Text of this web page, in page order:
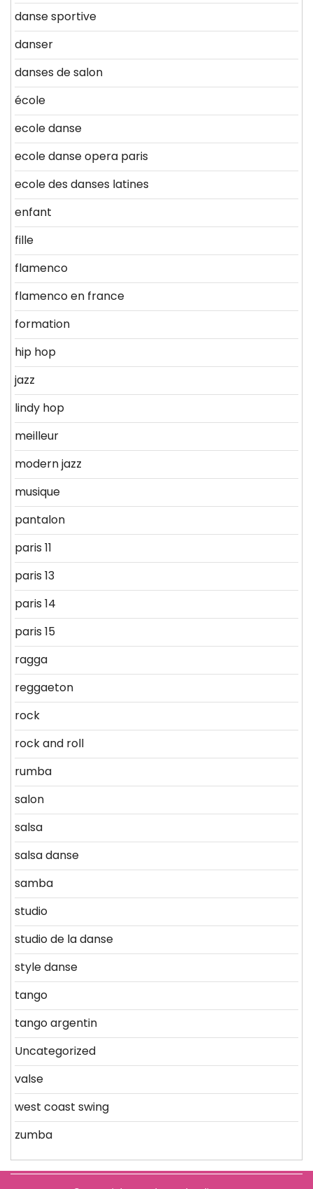
danse sportive
danser
danses de salon
école
ecole danse
ecole danse opera paris
ecole des danses latines
enfant
fille
flamenco
flamenco en france
formation
hip hop
jazz
lindy hop
meilleur
modern jazz
musique
pantalon
paris 11
paris 13
paris 14
paris 15
ragga
reggaeton
rock
rock and roll
rumba
salon
salsa
salsa danse
samba
studio
studio de la danse
style danse
tango
tango argentin
Uncategorized
valse
west coast swing
zumba